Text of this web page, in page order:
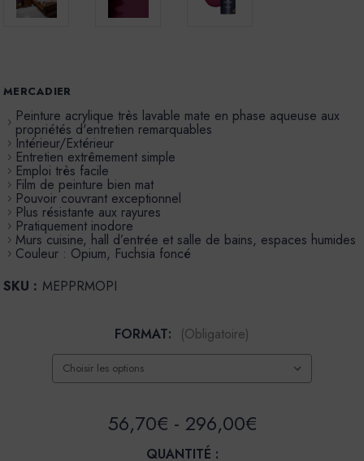
MERCADIER
Peinture acrylique très lavable mate en phase aqueuse aux
propriétés d'entretien remarquables
Intérieur/Extérieur
Entretien extrêmement simple
Emploi très facile
Film de peinture bien mat
Pouvoir couvrant exceptionnel
Plus résistante aux rayures
Pratiquement inodore
Murs cuisine, hall d’entrée et salle de bains, espaces humides
Couleur : Opium, Fuchsia foncé
SKU : MEPPRMOPI
FORMAT: (Obligatoire)
56,70€ - 296,00€
QUANTITÉ :